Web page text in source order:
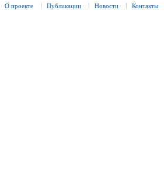
О проекте Публикации Новости Контакты